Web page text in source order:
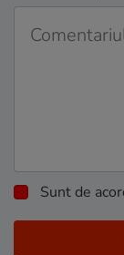
Sunt de